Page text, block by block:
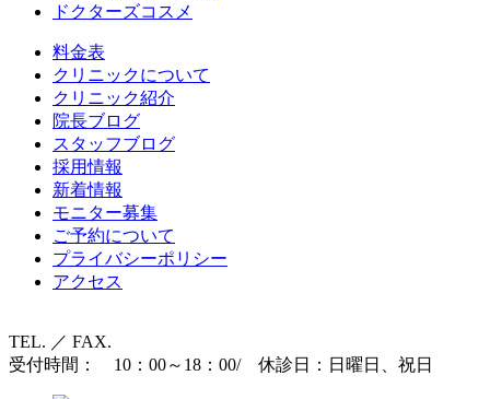
ドクターズコスメ
料金表
クリニックについて
クリニック紹介
院長ブログ
スタッフブログ
採用情報
新着情報
モニター募集
ご予約について
プライバシーポリシー
アクセス
TEL. ／ FAX.
受付時間： 10：00～18：00/ 休診日：日曜日、祝日